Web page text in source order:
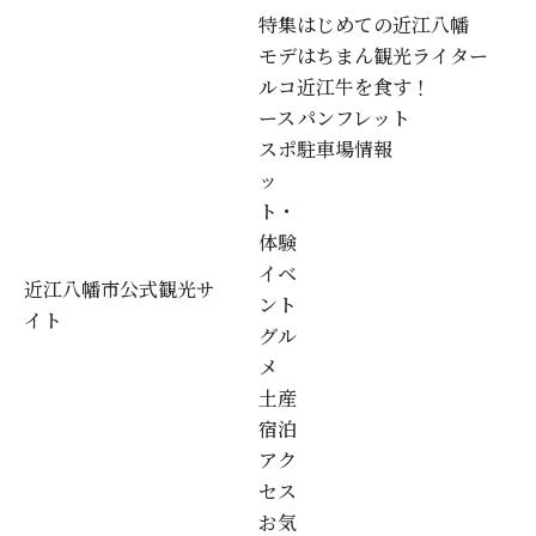
近江八幡市公式観光サ
イト
特集
モデ
ルコ
ース
スポ
ッ
ト・
体験
イベ
ント
グル
メ
土産
宿泊
アク
セス
お気
はじめての近江八幡
はちまん観光ライター
近江牛を食す！
パンフレット
駐車場情報